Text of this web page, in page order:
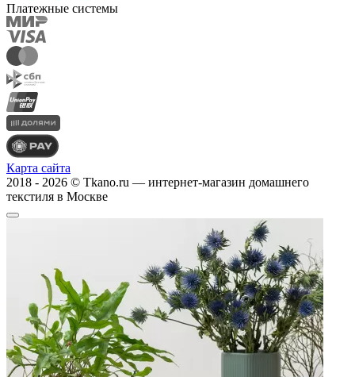
Платежные системы
Карта сайта
2018 - 2026 © Tkano.ru — интернет-магазин домашнего
текстиля в Москве